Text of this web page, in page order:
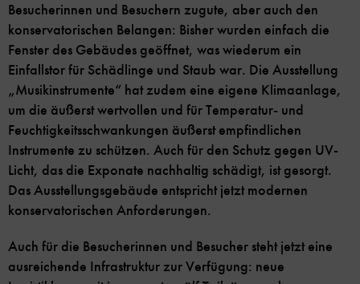
Besucherinnen und Besuchern zugute, aber auch den
konservatorischen Belangen: Bisher wurden einfach die
Fenster des Gebäudes geöffnet, was wiederum ein
Einfallstor für Schädlinge und Staub war. Die Ausstellung
„Musikinstrumente“ hat zudem eine eigene Klimaanlage,
um die äußerst wertvollen und für Temperatur- und
Feuchtigkeitsschwankungen äußerst empfindlichen
Instrumente zu schützen. Auch für den Schutz gegen UV-
Licht, das die Exponate nachhaltig schädigt, ist gesorgt.
Das Ausstellungsgebäude entspricht jetzt modernen
konservatorischen Anforderungen.
Auch für die Besucherinnen und Besucher steht jetzt eine
ausreichende Infrastruktur zur Verfügung: neue